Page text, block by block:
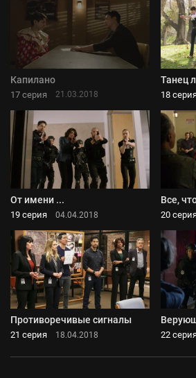
Капилано
17 серия 21.03.2018
Танец
18
От имени ...
19 серия 04.04.2018
Все,
20
Противоречивые сигналы
21 серия 18.04.2018 22